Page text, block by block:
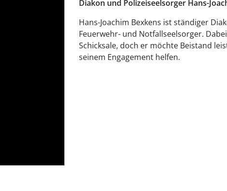
Diakon und Polizeiseelsorger Hans-
Hans-Joachim Bexkens ist ständiger
Feuerwehr- und Notfallseelsorger.
Schicksale, doch er möchte Beistand
seinem Engagement helfen.